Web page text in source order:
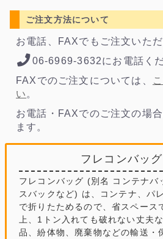
ご注文方法について
お電話、FAXでもご注文いただ
06-6969-3632にお電話くだ
FAXでのご注文については、
い 。
お電話・FAXでのご注文の場
ます。
フレコンバッ
フレコンバッグ (別名 コンテナバ
スバックなど) は、コンテナ、パ
で折りたためるので、省スペース
上、1トン入れても破れない丈夫
品、紛体物、廃棄物などの輸送・